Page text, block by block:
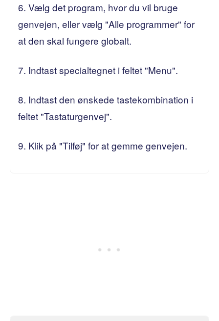
6. Vælg det program, hvor du vil bruge
genvejen, eller vælg "Alle programmer" for
at den skal fungere globalt.
7. Indtast specialtegnet i feltet "Menu".
8. Indtast den ønskede tastekombination i
feltet "Tastaturgenvej".
9. Klik på "Tilføj" for at gemme genvejen.